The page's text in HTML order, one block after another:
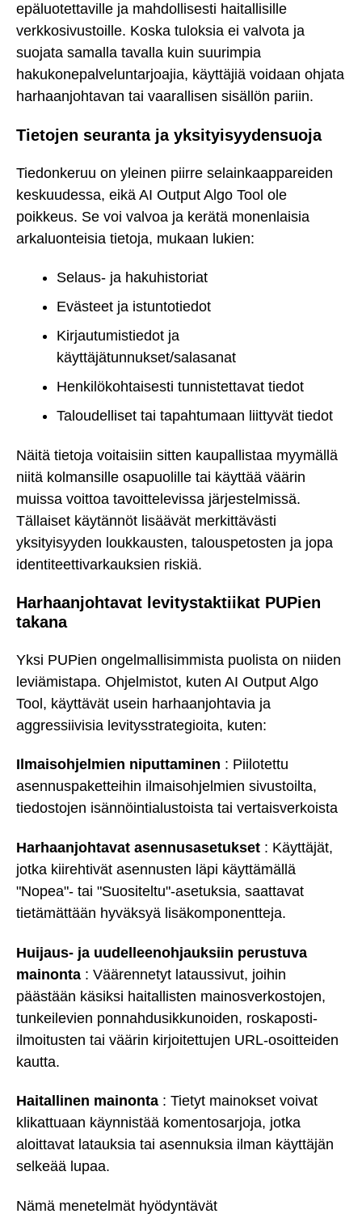
epäluotettaville ja mahdollisesti haitallisille
verkkosivustoille. Koska tuloksia ei valvota ja
suojata samalla tavalla kuin suurimpia
hakukonepalveluntarjoajia, käyttäjiä voidaan ohjata
harhaanjohtavan tai vaarallisen sisällön pariin.
Tietojen seuranta ja yksityisyydensuoja
Tiedonkeruu on yleinen piirre selainkaappareiden
keskuudessa, eikä AI Output Algo Tool ole
poikkeus. Se voi valvoa ja kerätä monenlaisia
arkaluonteisia tietoja, mukaan lukien:
Selaus- ja hakuhistoriat
Evästeet ja istuntotiedot
Kirjautumistiedot ja
käyttäjätunnukset/salasanat
Henkilökohtaisesti tunnistettavat tiedot
Taloudelliset tai tapahtumaan liittyvät tiedot
Näitä tietoja voitaisiin sitten kaupallistaa myymällä
niitä kolmansille osapuolille tai käyttää väärin
muissa voittoa tavoittelevissa järjestelmissä.
Tällaiset käytännöt lisäävät merkittävästi
yksityisyyden loukkausten, talouspetosten ja jopa
identiteettivarkauksien riskiä.
Harhaanjohtavat levitystaktiikat PUPien
takana
Yksi PUPien ongelmallisimmista puolista on niiden
leviämistapa. Ohjelmistot, kuten AI Output Algo
Tool, käyttävät usein harhaanjohtavia ja
aggressiivisia levitysstrategioita, kuten:
Ilmaisohjelmien niputtaminen : Piilotettu
asennuspaketteihin ilmaisohjelmien sivustoilta,
tiedostojen isännöintialustoista tai vertaisverkoista
Harhaanjohtavat asennusasetukset : Käyttäjät,
jotka kiirehtivät asennusten läpi käyttämällä
"Nopea"- tai "Suositeltu"-asetuksia, saattavat
tietämättään hyväksyä lisäkomponentteja.
Huijaus- ja uudelleenohjauksiin perustuva
mainonta : Väärennetyt lataussivut, joihin
päästään käsiksi haitallisten mainosverkostojen,
tunkeilevien ponnahdusikkunoiden, roskaposti-
ilmoitusten tai väärin kirjoitettujen URL-osoitteiden
kautta.
Haitallinen mainonta : Tietyt mainokset voivat
klikattuaan käynnistää komentosarjoja, jotka
aloittavat latauksia tai asennuksia ilman käyttäjän
selkeää lupaa.
Nämä menetelmät hyödyntävät